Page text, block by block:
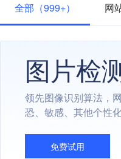
全部（999+） 网
图片检
领先图像识别算法，
恐、敏感、其他个性
免费试用